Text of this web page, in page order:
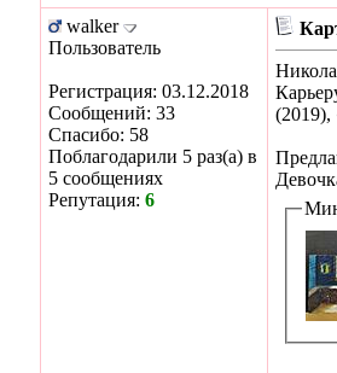
walker
Пользователь
Регистрация: 03.12.2018
Сообщений: 33
Спасибо: 58
Поблагодарили 5 раз(а) в
5 сообщениях
Репутация: 6
(2019),